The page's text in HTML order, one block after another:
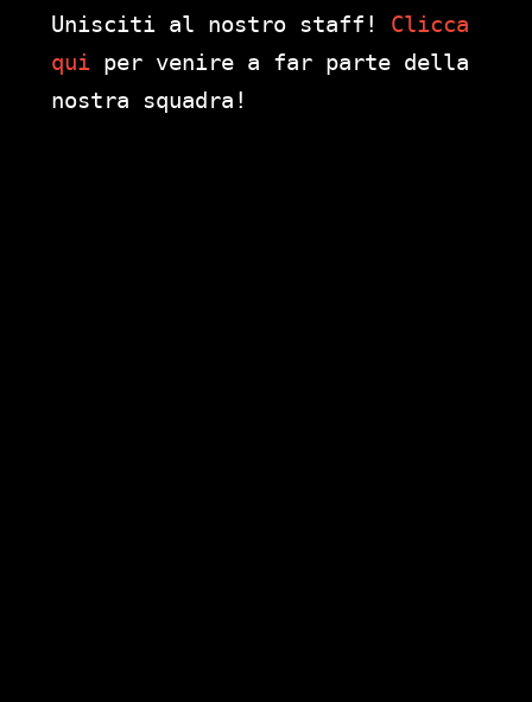
Unisciti al nostro staff! Clicca
qui per venire a far parte della
nostra squadra!